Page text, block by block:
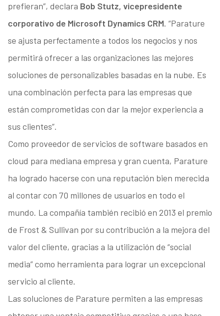
prefieran”, declara Bob Stutz, vicepresidente
corporativo de Microsoft Dynamics CRM. “Parature
se ajusta perfectamente a todos los negocios y nos
permitirá ofrecer a las organizaciones las mejores
soluciones de personalizables basadas en la nube. Es
una combinación perfecta para las empresas que
están comprometidas con dar la mejor experiencia a
sus clientes”.
Como proveedor de servicios de software basados en
cloud para mediana empresa y gran cuenta, Parature
ha logrado hacerse con una reputación bien merecida
al contar con 70 millones de usuarios en todo el
mundo. La compañía también recibió en 2013 el premio
de Frost & Sullivan por su contribución a la mejora del
valor del cliente, gracias a la utilización de “social
media” como herramienta para lograr un excepcional
servicio al cliente.
Las soluciones de Parature permiten a las empresas